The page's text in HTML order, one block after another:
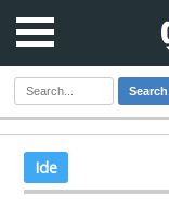
Search
Ide